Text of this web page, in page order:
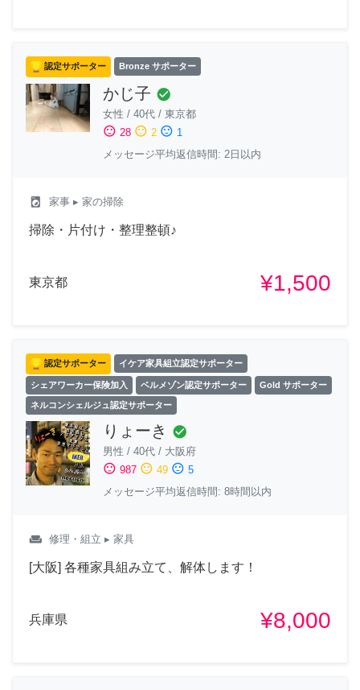
認定サポーター Bronze サポーター
かじ子 check_circle
女性 / 40代 / 東京都
sentiment_satisfied 28 sentiment_neutral 2 sentiment_dissatisfied 1
メッセージ平均返信時間: 2日以内
local_laundry_service 家事 ▸ 家の掃除
掃除・片付け・整理整頓♪
東京都 ¥1,500
認定サポーター イケア家具組立認定サポーター
シェアワーカー保険加入 ベルメゾン認定サポーター Gold サポーター
ネルコンシェルジュ認定サポーター
りょーき check_circle
男性 / 40代 / 大阪府
sentiment_satisfied 987 sentiment_neutral 49 sentiment_dissatisfied 5
メッセージ平均返信時間: 8時間以内
weekend 修理・組立 ▸ 家具
[大阪] 各種家具組み立て、解体します！
兵庫県 ¥8,000